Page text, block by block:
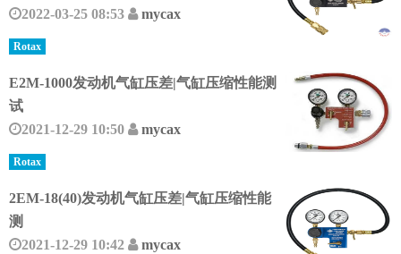
2022-03-25 08:53
mycax
Rotax
E2M-1000发动机气缸压差|气缸压缩性能测
试
2021-12-29 10:50
mycax
Rotax
2EM-18(40)发动机气缸压差|气缸压缩性能
测
2021-12-29 10:42
mycax